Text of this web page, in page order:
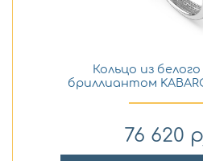
Кольцо из
бриллиантом
76 620